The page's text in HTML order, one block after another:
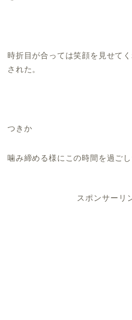
時折目が合っては笑顔を見せて
された。
つきか
噛み締める様にこの時間を過ごし
スポンサーリ